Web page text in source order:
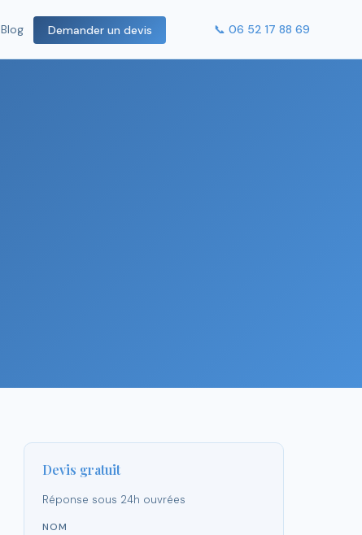
Blog Demander un devis 📞 06 52 17 88 69
Devis gratuit
Réponse sous 24h ouvrées
NOM